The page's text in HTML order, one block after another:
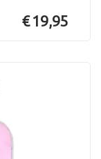
€ 19,95